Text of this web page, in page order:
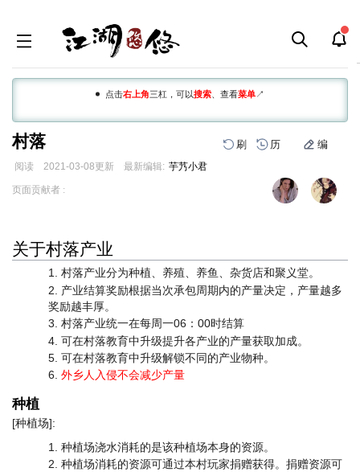
点击右上角三杠，可以搜索 、查看菜单↗
村落 刷 历 编
阅读 2021-03-08更新 最新编辑: 芋艿小君
跳
跳
页面贡献者 :
关于村落产业
村落产业分为种植、养殖、养鱼、杂货店和聚义堂。
产业结算奖励根据当次承包周期内的产量决定，产量越多
奖励越丰厚。
村落产业统一在每周一06：00时结算
可在村落教育中升级提升各产业的产量获取加成。
可在村落教育中升级解锁不同的产业物种。
外乡人入侵不会减少产量
种植
[种植场]:
种植场浇水消耗的是该种植场本身的资源。
种植场消耗的资源可通过本村玩家捐赠获得。捐赠资源可